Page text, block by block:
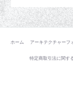
ホーム アーキテクチャーフ
特定商取引法に関す